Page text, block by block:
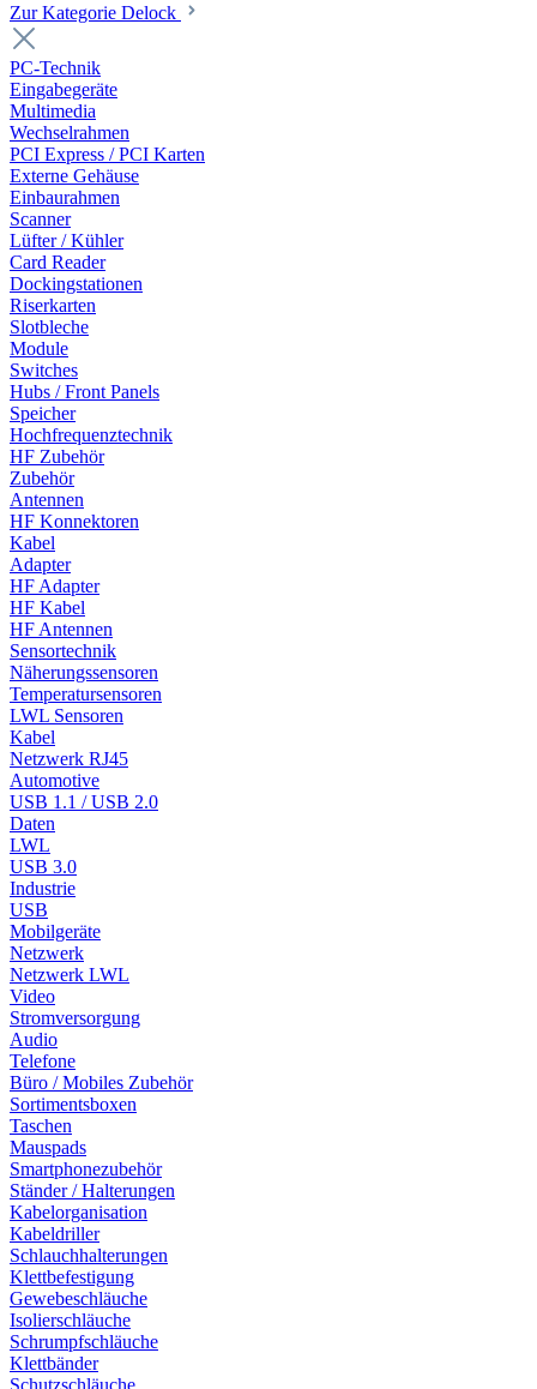
Zur Kategorie Delock
PC-Technik
Eingabegeräte
Multimedia
Wechselrahmen
PCI Express / PCI Karten
Externe Gehäuse
Einbaurahmen
Scanner
Lüfter / Kühler
Card Reader
Dockingstationen
Riserkarten
Slotbleche
Module
Switches
Hubs / Front Panels
Speicher
Hochfrequenztechnik
HF Zubehör
Zubehör
Antennen
HF Konnektoren
Kabel
Adapter
HF Adapter
HF Kabel
HF Antennen
Sensortechnik
Näherungssensoren
Temperatursensoren
LWL Sensoren
Kabel
Netzwerk RJ45
Automotive
USB 1.1 / USB 2.0
Daten
LWL
USB 3.0
Industrie
USB
Mobilgeräte
Netzwerk
Netzwerk LWL
Video
Stromversorgung
Audio
Telefone
Büro / Mobiles Zubehör
Sortimentsboxen
Taschen
Mauspads
Smartphonezubehör
Ständer / Halterungen
Kabelorganisation
Kabeldriller
Schlauchhalterungen
Klettbefestigung
Gewebeschläuche
Isolierschläuche
Schrumpfschläuche
Klettbänder
Schutzschläuche